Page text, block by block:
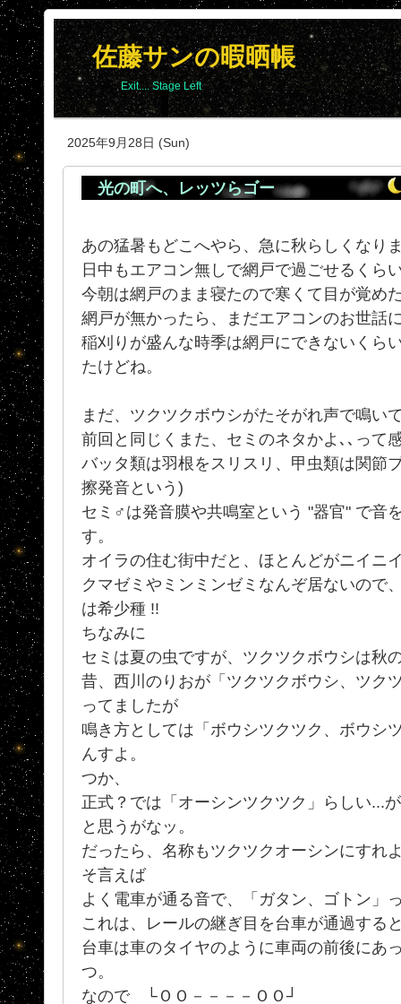
佐藤サンの暇晒帳
Exit.... Stage Left
2025年9月28日 (Sun)
光の町へ、レッツらゴー
あの猛暑もどこへやら、急に秋らしくなり
日中もエアコン無しで網戸で過ごせるくら
今朝は網戸のまま寝たので寒くて目が覚め
網戸が無かったら、まだエアコンのお世話
稲刈りが盛んな時季は網戸にできないくら
たけどね。
まだ、ツクツクボウシがたそがれ声で鳴い
前回と同じくまた、セミのネタかよ､､って
バッタ類は羽根をスリスリ、甲虫類は関節
擦発音という)
セミ♂は発音膜や共鳴室という "器官" で音
す。
オイラの住む街中だと、ほとんどがニイニ
クマゼミやミンミンゼミなんぞ居ないので
は希少種 !!
ちなみに
セミは夏の虫ですが、ツクツクボウシは秋
昔、西川のりおが「ツクツクボウシ、ツク
ってましたが
鳴き方としては「ボウシツクツク、ボウシ
んすよ。
つか、
正式？では「オーシンツクツク」らしい...
と思うがなッ。
だったら、名称もツクツクオーシンにすれ
そ言えば
よく電車が通る音で、「ガタン、ゴトン」
これは、レールの継ぎ目を台車が通過する
台車は車のタイヤのように車両の前後にあ
つ。
なので └ＯＯ－－－－ＯＯ┘